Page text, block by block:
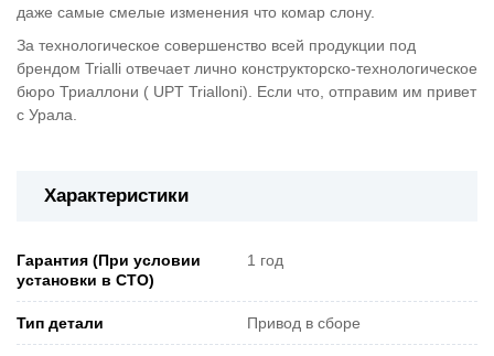
даже самые смелые изменения что комар слону.
За технологическое совершенство всей продукции под
брендом Trialli отвечает лично конструкторско-технологическое
бюро Триаллони ( UPT Trialloni). Если что, отправим им привет
с Урала.
Характеристики
Гарантия (При условии
установки в СТО)
1 год
Тип детали Привод в сборе